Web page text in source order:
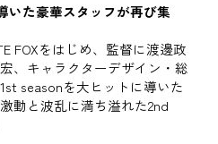
いた豪華スタッフが再び集
FOXをはじめ、監督に渡邊政
、キャラクターデザイン・総
seasonを大ヒットに導いた
動と波乱に満ち溢れた2nd